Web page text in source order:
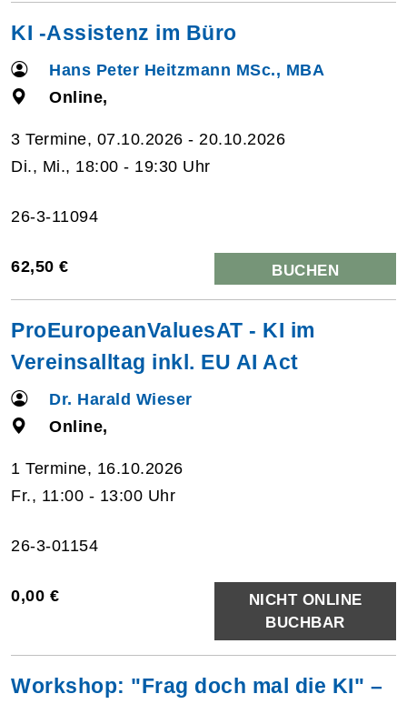
KI -Assistenz im Büro
Hans Peter Heitzmann MSc., MBA
Online,
3 Termine, 07.10.2026 - 20.10.2026
Di., Mi., 18:00 - 19:30 Uhr
26-3-11094
62,50 € BUCHEN
ProEuropeanValuesAT - KI im
Vereinsalltag inkl. EU AI Act
Dr. Harald Wieser
Online,
1 Termine, 16.10.2026
Fr., 11:00 - 13:00 Uhr
26-3-01154
0,00 €
NICHT ONLINE
BUCHBAR
Workshop: "Frag doch mal die KI" –